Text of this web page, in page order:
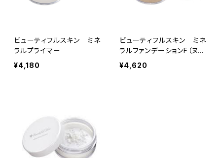
ビューティフルスキン ミネ
ラルプライマー
¥4,180
ビューティフルスキン ミネ
ラルファンデーションF（ヌー
ディライトN1）
¥4,620